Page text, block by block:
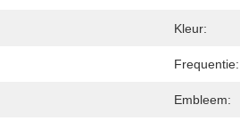
Kleur:
Frequentie:
Embleem: